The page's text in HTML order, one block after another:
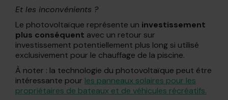
Et les inconvénients ?
Le photovoltaïque représente un investissement
plus conséquent avec un retour sur
investissement potentiellement plus long si utilisé
exclusivement pour le chauffage de la piscine.
À noter : la technologie du photovoltaïque peut être
intéressante pour les panneaux solaires pour les
propriétaires de bateaux et de véhicules récréatifs.